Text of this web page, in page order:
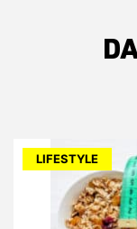
LIFESTYLE